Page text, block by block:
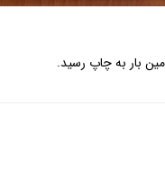
بار به چاپ رسید.